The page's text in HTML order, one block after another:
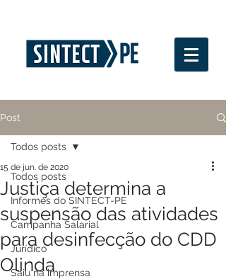
Post
Todos posts
Informes do SINTECT-PE
Campanha Salarial
Jurídico
Saiu na imprensa
Todos posts
Justiça determina a
suspensão das atividades
para desinfecção do CDD
Olinda
15 de jun. de 2020